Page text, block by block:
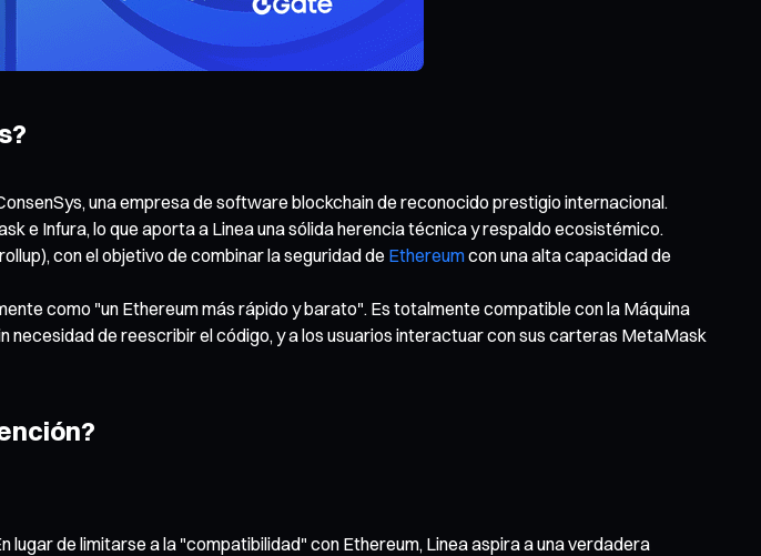
una empresa de software blockchain de reconocido prestigio internacional.
e Infura, lo que aporta a Linea una sólida herencia técnica y respaldo ecosistémico.
con el objetivo de combinar la seguridad de Ethereumcon una alta capacidad de
como "un Ethereum más rápido y barato". Es totalmente compatible con la Máquina
de reescribir el código, y a los usuarios interactuar con sus carteras MetaMask
de limitarse a la "compatibilidad" con Ethereum, Linea aspira a una verdadera